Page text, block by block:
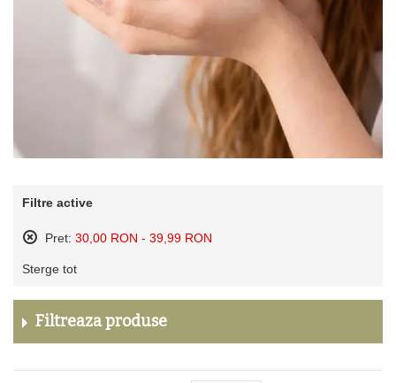
Filtre active
Pret: 30,00 RON - 39,99 RON
acest
Sterge tot
Filtreaza produse